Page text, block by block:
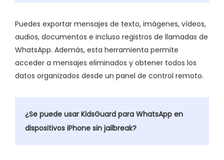
Puedes exportar mensajes de texto, imágenes, vídeos,
audios, documentos e incluso registros de llamadas de
WhatsApp. Además, esta herramienta permite
acceder a mensajes eliminados y obtener todos los
datos organizados desde un panel de control remoto.
¿Se puede usar KidsGuard para WhatsApp en
dispositivos iPhone sin jailbreak?